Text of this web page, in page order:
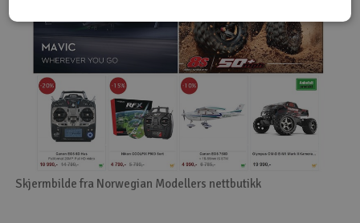
Skjermbilde fra Norwegian Modellers nettbutikk